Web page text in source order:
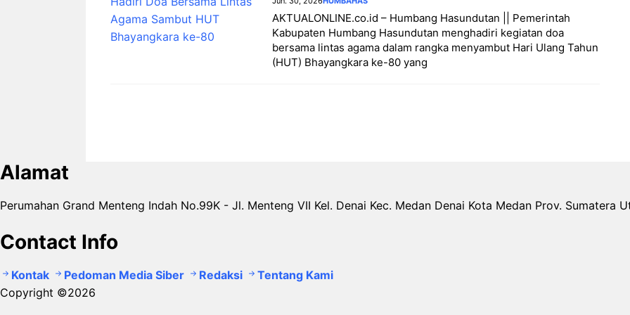
AKTUALONLINE.co.id – Humbang Hasundutan || Pemerintah
Kabupaten Humbang Hasundutan menghadiri kegiatan doa
bersama lintas agama dalam rangka menyambut Hari Ulang Tahun
(HUT) Bhayangkara ke-80 yang
Alamat
Perumahan Grand Menteng Indah No.99K - Jl. Menteng VII Kel. Denai Kec. Medan Denai Kota Medan Prov. Sumatera
Contact Info
Kontak Pedoman Media Siber Redaksi
Tentang Kami
Copyright ©2026